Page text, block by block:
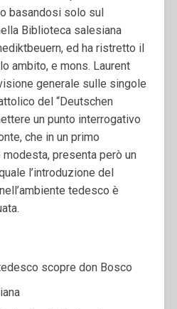
basandosi solo sul
Biblioteca salesiana
ed ha ristretto il
ambito, e mons. Laurent
generale sulle singole
del “Deutschen
un punto interrogativo
che in un primo
presenta però un
l’introduzione del
tedesco è
scopre don Bosco